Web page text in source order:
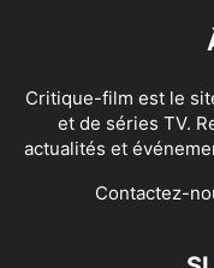
Critique-film est le
et de séries TV.
actualités et
Contactez-